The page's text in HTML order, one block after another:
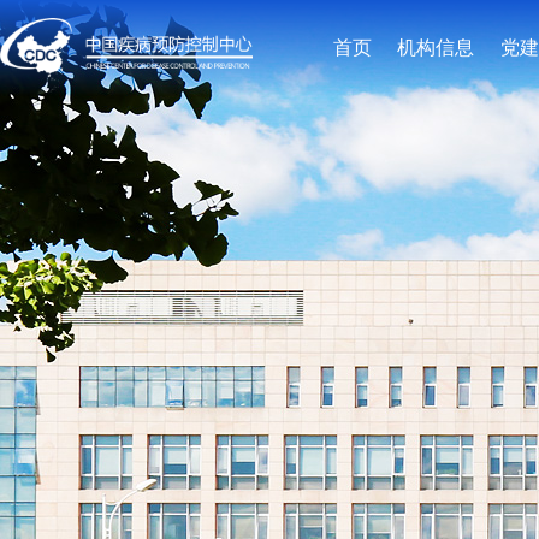
首页 机构信息 党